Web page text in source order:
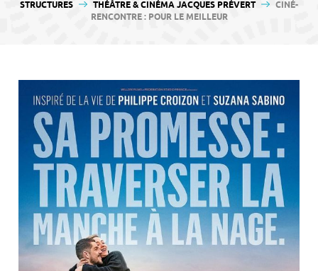
STRUCTURES
THÉÂTRE & CINÉMA JACQUES PRÉVERT
CINÉ-
RENCONTRE : POUR LE MEILLEUR